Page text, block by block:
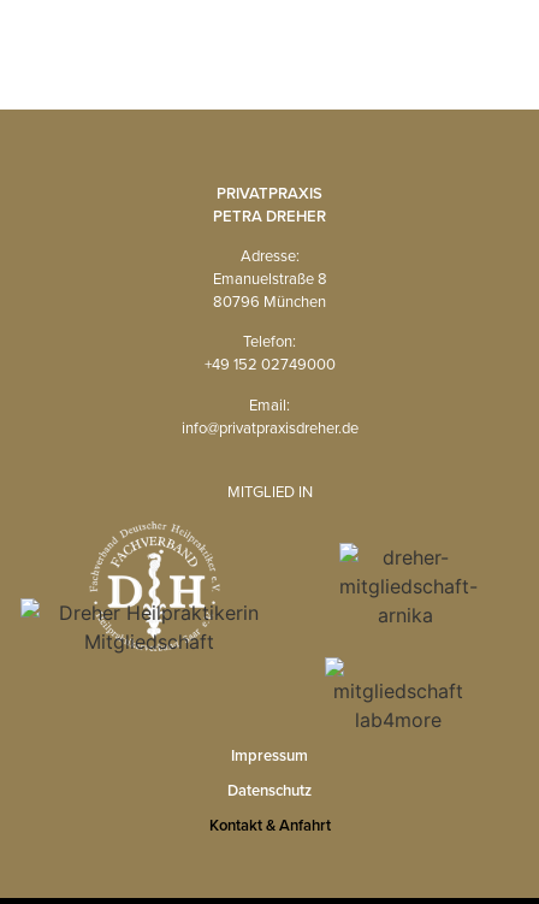
PRIVATPRAXIS
PETRA DREHER
Adresse:
Emanuelstraße 8
80796 München
Telefon:
+49 152 02749000
Email:
info@privatpraxisdreher.de
MITGLIED IN
Impressum
Datenschutz
Kontakt & Anfahrt